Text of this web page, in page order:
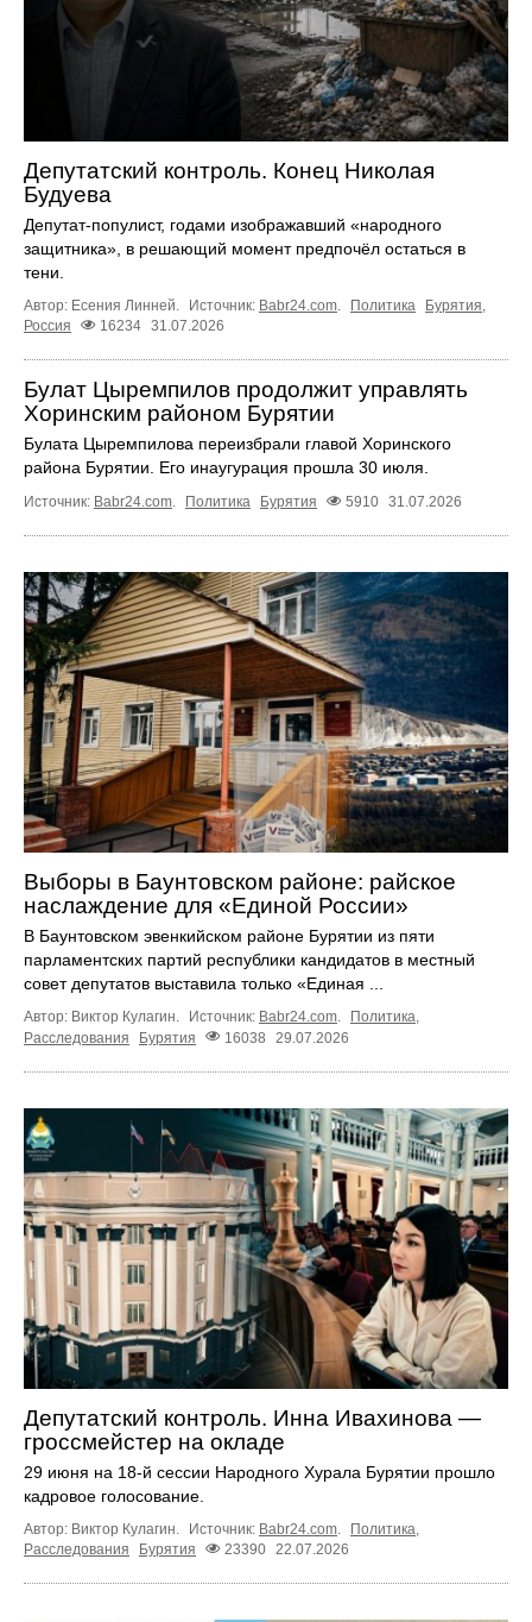
Депутатский контроль. Конец Николая
Будуева
Депутат-популист, годами изображавший «народного
защитника», в решающий момент предпочёл остаться в
тени.
Автор: Есения Линней. Источник: Babr24.com Политика Бурятия
Россия
16234 31.07.2026
Булат Цыремпилов продолжит управлять
Хоринским районом Бурятии
Булата Цыремпилова переизбрали главой Хоринского
района Бурятии. Его инаугурация прошла 30 июля.
Источник: Babr24.com. Политика Бурятия 5910 31.07.2026
Выборы в Баунтовском районе: райское
наслаждение для «Единой России»
В Баунтовском эвенкийском районе Бурятии из пяти
парламентских партий республики кандидатов в местный
совет депутатов выставила только «Единая ...
Автор: Виктор Кулагин. Источник: Babr24.com. Политика,
Расследования
Бурятия 16038 29.07.2026
Депутатский контроль. Инна Ивахинова —
гроссмейстер на окладе
29 июня на 18-й сессии Народного Хурала Бурятии прошло
кадровое голосование.
Автор: Виктор Кулагин. Источник: Babr24.com. Политика,
Расследования
Бурятия 23390 22.07.2026